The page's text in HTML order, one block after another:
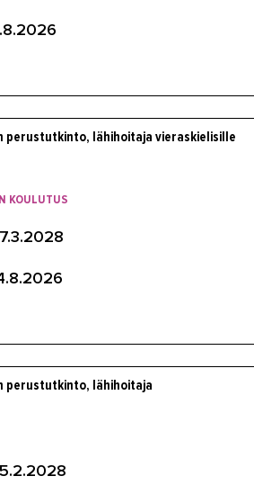
perustutkinto, lähihoitaja vieraskielisille
KOULUTUS
perustutkinto, lähihoitaja